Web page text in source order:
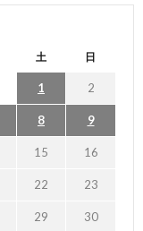
土 日
1 2
8 9
15 16
22 23
29 30